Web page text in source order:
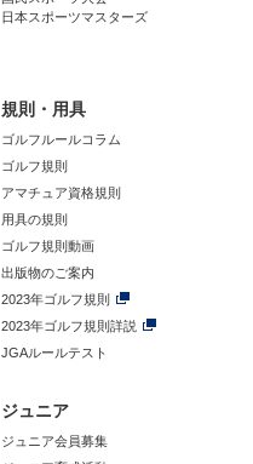
日本スポーツマスターズ
規則・用具
ゴルフルールコラム
ゴルフ規則
アマチュア資格規則
用具の規則
ゴルフ規則動画
出版物のご案内
2023年ゴルフ規則
2023年ゴルフ規則詳説
JGAルールテスト
ジュニア
ジュニア会員募集